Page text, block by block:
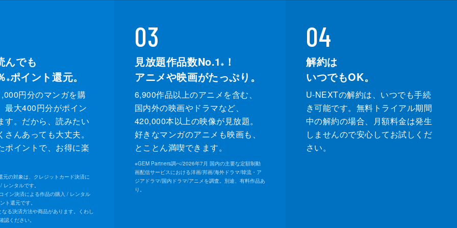
んでも
※ポイント還元。
円分のマンガを購
最大400円分がポイン
す。だから、読みたい
さんあっても大丈夫。
ポイントで、お得に楽
元の対象は、クレジットカード決済に
ンタルです。
イン決済による作品の購入 / レンタル
ト還元です。
なる決済方法や商品があります。くわし
認ください。
03
見放題作品数No.1 ※
！
アニメや映画がたっぷり。
6,900作品以上のアニメを含む、
国内外の映画やドラマなど、
420,000本以上の映像が見放題。
好きなマンガのアニメも映画も、
とことん満喫できます。
※GEM Partners調べ/2026年7⽉ 国内の主要な定額制動
画配信サービスにおける洋画/邦画/海外ドラマ/韓流・ア
ジアドラマ/国内ドラマ/アニメを調査。別途、有料作品あ
り。
04
解約は
いつでもOK。
U-NEXTの解約は、いつでも手続
き可能です。無料トライアル期間
中の解約の場合、月額料金は発生
しませんので安心してお試しくだ
さい。